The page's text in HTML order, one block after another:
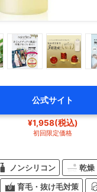
公式サイト
¥1,958(税込)
初回限定価格
ノンシリコン 乾燥
育毛・抜け毛対策